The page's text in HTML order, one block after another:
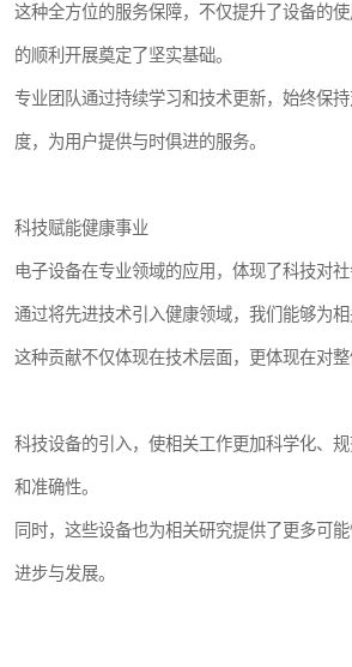
这种全方位的服务保障，不仅提升了设备的
的顺利开展奠定了坚实基础。
专业团队通过持续学习和技术更新，始终保
度，为用户提供与时俱进的服务。
科技赋能健康事业
电子设备在专业领域的应用，体现了科技对社
通过将先进技术引入健康领域，我们能够为相
这种贡献不仅体现在技术层面，更体现在对整
科技设备的引入，使相关工作更加科学化、
和准确性。
同时，这些设备也为相关研究提供了更多可
进步与发展。